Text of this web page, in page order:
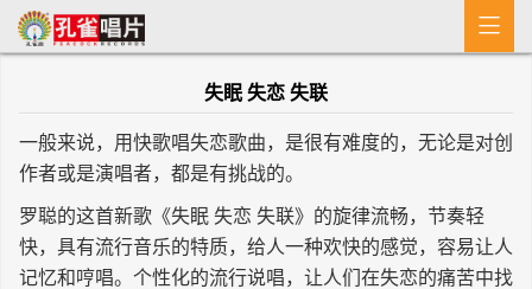
首 页
MV
新闻
艺人介绍
专辑

失眠 失恋 失联
一般来说，用快歌唱失恋歌曲，是很有难度的，无论是对创
作者或是演唱者，都是有挑战的。
罗聪的这首新歌《失眠 失恋 失联》的旋律流畅，节奏轻
快，具有流行音乐的特质，给人一种欢快的感觉，容易让人
记忆和哼唱。个性化的流行说唱，让人们在失恋的痛苦中找